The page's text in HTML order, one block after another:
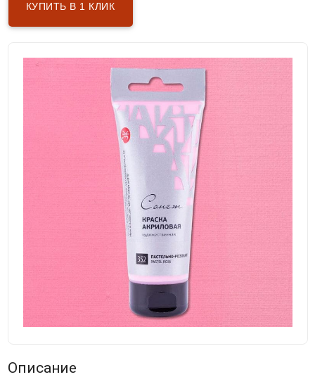
КУПИТЬ В 1 КЛИК
Описание